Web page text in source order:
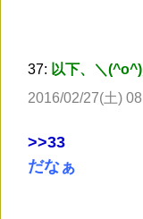
37: 以下、＼
2016/02/27(土)
>>33
だなぁ